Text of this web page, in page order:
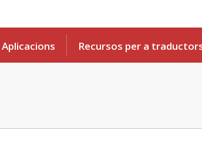
Aplicacions Recursos per a